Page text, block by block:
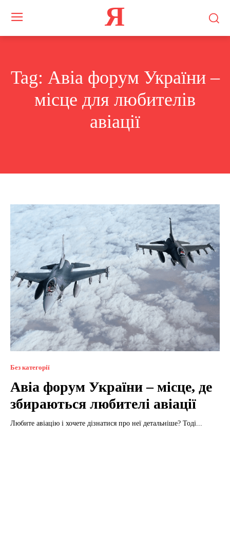
Я
Tag: Авіа форум України –
місце для любителів
авіації
Без категорії
Авіа форум України – місце, де
збираються любителі авіації
Любите авіацію і хочете дізнатися про неї детальніше? Тоді...